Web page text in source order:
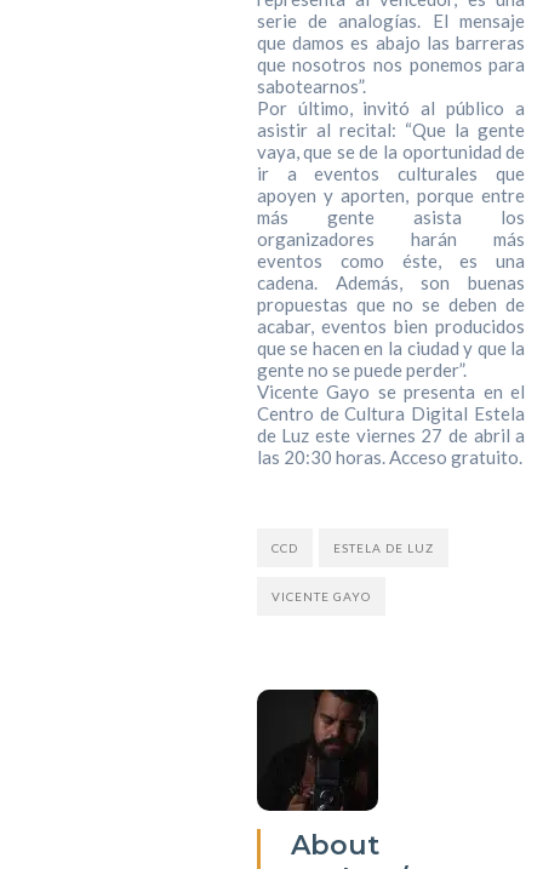
serie de analogías. El mensaje
que damos es abajo las barreras
que nosotros nos ponemos para
sabotearnos”.
Por último, invitó al público a
asistir al recital: “Que la gente
vaya, que se de la oportunidad de
ir a eventos culturales que
apoyen y aporten, porque entre
más gente asista los
organizadores harán más
eventos como éste, es una
cadena. Además, son buenas
propuestas que no se deben de
acabar, eventos bien producidos
que se hacen en la ciudad y que la
gente no se puede perder”.
Vicente Gayo se presenta en el
Centro de Cultura Digital Estela
de Luz este viernes 27 de abril a
las 20:30 horas. Acceso gratuito.
CCD ESTELA DE LUZ
VICENTE GAYO
About